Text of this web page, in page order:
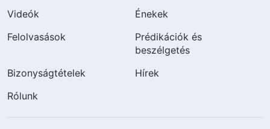
Videók
Énekek
Felolvasások
Prédikációk és
beszélgetés
Bizonyságtételek
Hírek
Rólunk